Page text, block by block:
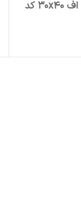
تخته چوب مدل ام دی اف 30x40 کد